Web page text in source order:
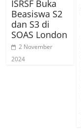
ISRSF Buka
Beasiswa S2
dan S3 di
SOAS London
2 November
2024